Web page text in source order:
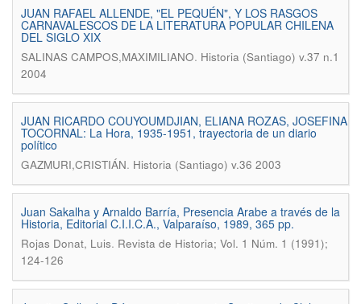
JUAN RAFAEL ALLENDE, "EL PEQUÉN", Y LOS RASGOS
CARNAVALESCOS DE LA LITERATURA POPULAR CHILENA
DEL SIGLO XIX
SALINAS CAMPOS,MAXIMILIANO. Historia (Santiago) v.37 n.1
2004
JUAN RICARDO COUYOUMDJIAN, ELIANA ROZAS, JOSEFINA
TOCORNAL: La Hora, 1935-1951, trayectoria de un diario
político
GAZMURI,CRISTIÁN. Historia (Santiago) v.36 2003
Juan Sakalha y Arnaldo Barría, Presencia Arabe a través de la
Historia, Editorial C.I.I.C.A., Valparaíso, 1989, 365 pp.
Rojas Donat, Luis. Revista de Historia; Vol. 1 Núm. 1 (1991);
124-126